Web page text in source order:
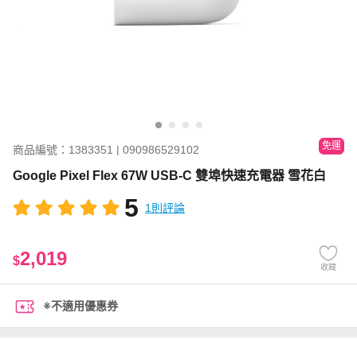
商品編號：1383351 | 090986529102 免運
Google Pixel Flex 67W USB-C 雙埠快速充電器 雪花白
5 1則評論
$2,019 收藏
※不適用優惠券